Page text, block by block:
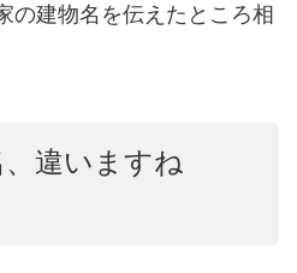
の建物名を伝えたところ相
、違いますね